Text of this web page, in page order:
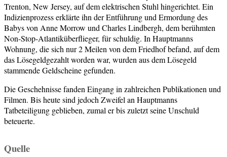
Trenton, New Jersey, auf dem elektrischen Stuhl hingerichtet. Ein
Indizienprozess erklärte ihn der Entführung und Ermordung des
Babys von Anne Morrow und Charles Lindbergh, dem berühmten
Non-Stop-Atlantiküberflieger, für schuldig. In Hauptmanns
Wohnung, die sich nur 2 Meilen von dem Friedhof befand, auf dem
das Lösegeldgezahlt worden war, wurden aus dem Lösegeld
stammende Geldscheine gefunden.
Die Geschehnisse fanden Eingang in zahlreichen Publikationen und
Filmen. Bis heute sind jedoch Zweifel an Hauptmanns
Tatbeteiligung geblieben, zumal er bis zuletzt seine Unschuld
beteuerte.
Quelle